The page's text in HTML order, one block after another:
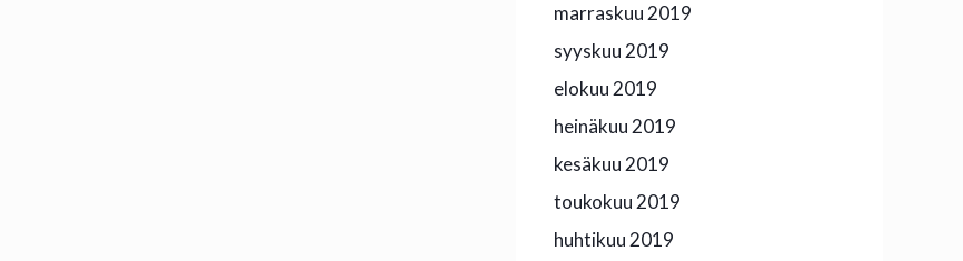
marraskuu 2019
syyskuu 2019
elokuu 2019
heinäkuu 2019
kesäkuu 2019
toukokuu 2019
huhtikuu 2019